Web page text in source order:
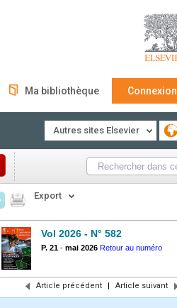
Ma bibliothèque Connexion
Autres sites Elsevier
Export
Vol 2026 - N° 582
P. 21 - mai 2026 Retour au numéro
Article précédent | Article suivant